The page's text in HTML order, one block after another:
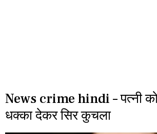
News crime hindi – पत्नी
धक्का देकर सिर कुचला